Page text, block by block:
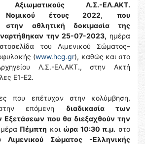
Αξιωματικούς Λ.Σ.-ΕΛ.ΑΚΤ.
Νομικού έτους 2022, που
στην αθλητική δοκιμασία της
την 25-07-2023, ημέρα
του Λιμενικού Σώματος–
(www.hcg.gr), καθώς και στο
Λ.Σ.-ΕΛ.ΑΚΤ., στην Ακτή
Ε1-Ε2.
ες που επέτυχαν στην κολύμβηση,
στην επόμενη διαδικασία των
Εξετάσεων που θα διεξαχθούν την
Πέμπτη και ώρα 10:30 π.μ. στο
Λιμενικού Σώματος -Ελληνικής